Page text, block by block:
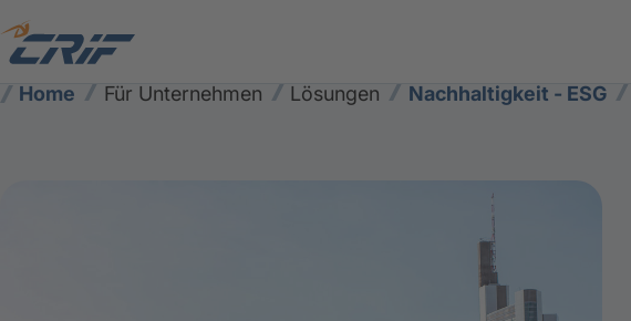
Home Für Unternehmen Lösungen Nachhaltigkeit - ESG